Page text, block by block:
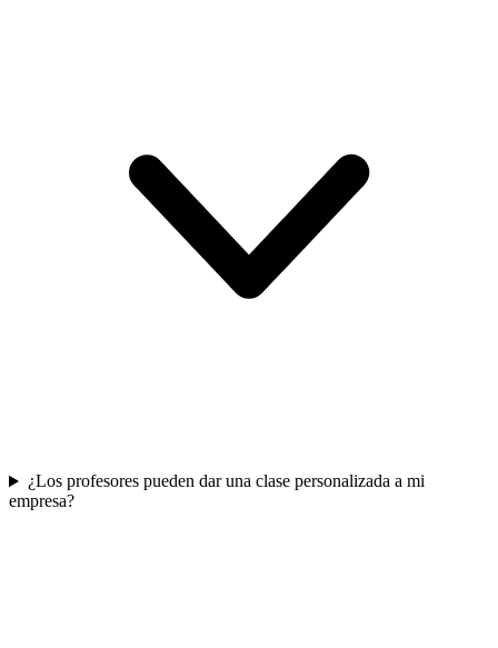
¿Los profesores pueden dar una clase personalizada a mi
empresa?